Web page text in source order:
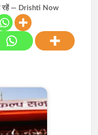
रहें — Drishti Now